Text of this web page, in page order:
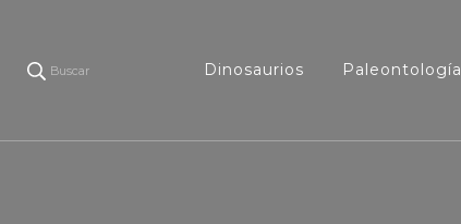
Buscar Dinosaurios Paleontología